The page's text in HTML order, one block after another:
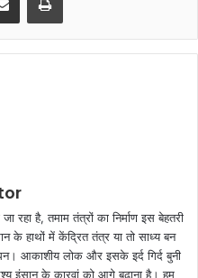
रहा है, तमाम तंत्रों का निर्माण इस बेहतरी
के हाथों में केंद्रित तंत्र या तो साध्य बन
आकाशीय लोक और इसके इर्द गिर्द बुनी
इंसान के कारवां को आगे बढ़ाना है। हम